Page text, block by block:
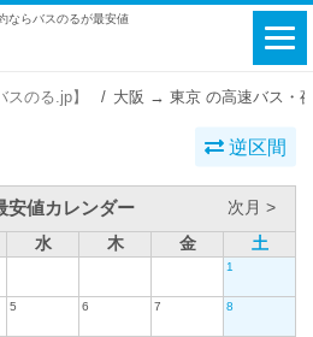
ならバスのるが最安値
のる.jp】 大阪 → 東京 の高速バス・
逆区間
安値カレンダー
次月 >
水 木 金 土
1
5 6 7 8